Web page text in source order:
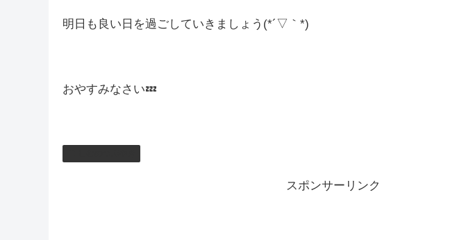
明日も良い日を過ごしていきましょう(*´▽｀*)
おやすみなさい💤
スポンサーリンク